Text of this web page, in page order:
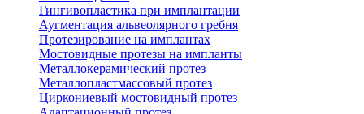
Гингивопластика при имплантации
Аугментация альвеолярного гребня
Протезирование на имплантах
Мостовидные протезы на импланты
Металлокерамический протез
Металлопластмассовый протез
Циркониевый мостовидный протез